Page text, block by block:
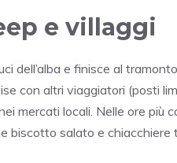
e villaggi
dell’alba e finisce al
con altri viaggiatori (posti
mercati locali. Nelle ore più
biscotto salato e chiacchiere